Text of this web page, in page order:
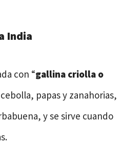
India
con “gallina criolla o
papas y zanahorias,
y se sirve cuando